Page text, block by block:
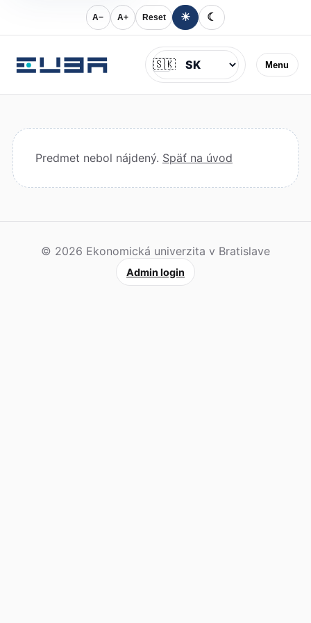
A− A+ Reset ☀ ☾
Menu
Jazyk
🇸🇰
Predmet nebol nájdený. Späť na úvod
© 2026 Ekonomická univerzita v Bratislave
Admin login